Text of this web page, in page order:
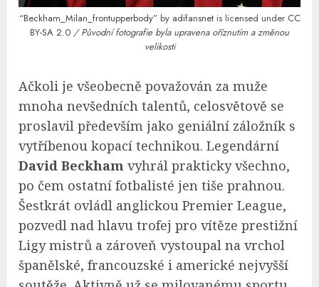
“Beckham_Milan_frontupperbody” by adifansnetis licensed under CC
BY-SA 2.0 / Původní fotografie byla upravena oříznutím a změnou
velikosti
Ačkoli je všeobecně považován za muže
mnoha nevšedních talentů, celosvětově se
proslavil především jako geniální záložník s
vytříbenou kopací technikou. Legendární
David Beckham vyhrál prakticky všechno,
po čem ostatní fotbalisté jen tiše prahnou.
Šestkrát ovládl anglickou Premier League,
pozvedl nad hlavu trofej pro vítěze prestižní
Ligy mistrů a zároveň vystoupal na vrchol
španělské, francouzské i americké nejvyšší